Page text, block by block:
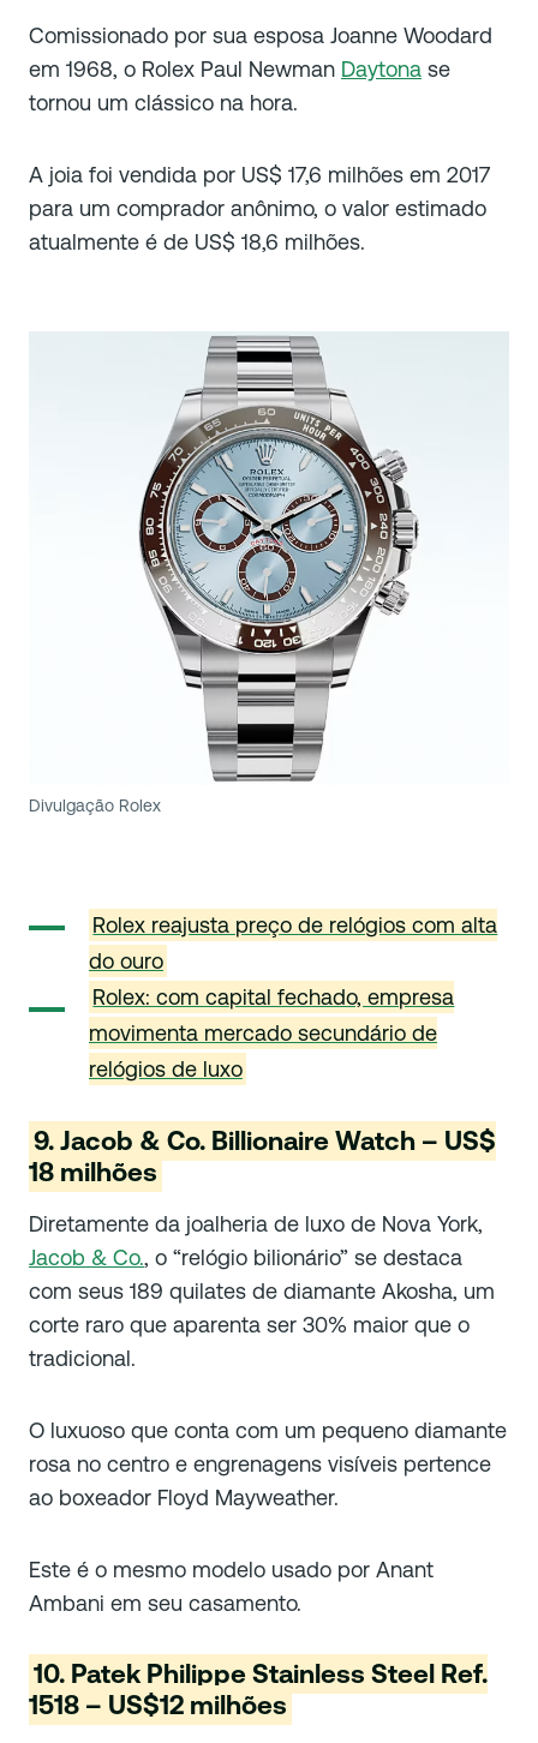
Comissionado por sua esposa Joanne Woodard
em 1968, o Rolex Paul Newman Daytona se
tornou um clássico na hora.
A joia foi vendida por US$ 17,6 milhões em 2017
para um comprador anônimo, o valor estimado
atualmente é de US$ 18,6 milhões.
Divulgação Rolex
Rolex reajusta preço de relógios com alta
do ouro
Rolex: com capital fechado, empresa
movimenta mercado secundário de
relógios de luxo
9. Jacob & Co. Billionaire Watch – US$
18 milhões
Diretamente da joalheria de luxo de Nova York,
Jacob & Co., o “relógio bilionário” se destaca
com seus 189 quilates de diamante Akosha, um
corte raro que aparenta ser 30% maior que o
tradicional.
O luxuoso que conta com um pequeno diamante
rosa no centro e engrenagens visíveis pertence
ao boxeador Floyd Mayweather.
Este é o mesmo modelo usado por Anant
Ambani em seu casamento.
10. Patek Philippe Stainless Steel Ref.
1518 – US$12 milhões